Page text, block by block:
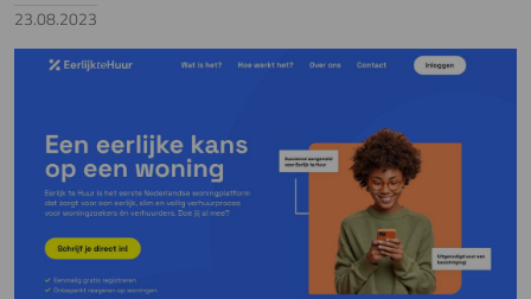
23.08.2023
Image